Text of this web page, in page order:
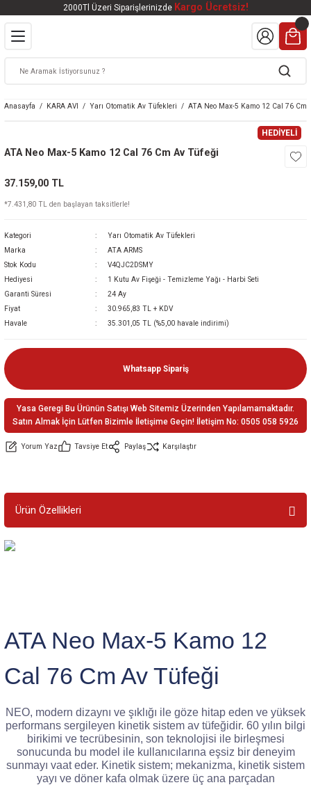
2000Tl Üzeri Siparişlerinizde Kargo Ücretsiz!
Geri Dön
Tüfekleri
Ürünleri
Geri Dön
Geri Dön
Geri Dön
Geri Dön
Anasayfa KARA AVI Yarı Otomatik Av Tüfekleri ATA Neo Max-5 Kamo 12 Cal 76 Cm
HEDİYELİ
ATA Neo Max-5 Kamo 12 Cal 76 Cm Av Tüfeği
37.159,00 TL
*7.431,80 TL den başlayan taksitlerle!
Kategori
Yarı Otomatik Av Tüfekleri
Marka
ATA ARMS
Stok Kodu
V4QJC2DSMY
Hediyesi
1 Kutu Av Fişeği - Temizleme Yağı - Harbi Seti
Garanti Süresi
24 Ay
Fiyat
30.965,83 TL + KDV
Havale
35.301,05 TL (%5,00 havale indirimi)
Whatsapp Sipariş
Yasa Geregi Bu Ürünün Satışı Web Sitemiz Üzerinden Yapılamamaktadır.
Satın Almak İçin Lütfen Bizimle İletişime Geçin! İletişim No: 0505 058 5926
Yorum Yaz Tavsiye Et Paylaş Karşılaştır
Ürün Özellikleri
ATA Neo Max-5 Kamo 12
Cal 76 Cm Av Tüfeği
NEO, modern dizaynı ve şıklığı ile göze hitap eden ve yüksek
performans sergileyen kinetik sistem av tüfeğidir. 60 yılın bilgi
birikimi ve tecrübesinin, son teknolojisi ile birleşmesi
sonucunda bu model ile kullanıcılarına eşsiz bir deneyim
sunmayı vaat eder. Kinetik sistem; mekanizma, kinetik sistem
yayı ve döner kafa olmak üzere üç ana parçadan